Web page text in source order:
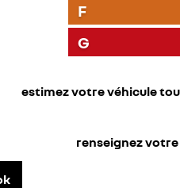
F
G
estimez votre véhicule
renseignez